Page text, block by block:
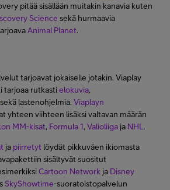
pitää sisällään muitakin kanavia kuten
Science sekä hurmaavia
Animal Planet.
tarjoavat jokaiselle jotakin. Viaplay
tarjoaa rutkastielokuvia,
sekä lastenohjelmia.Viaplayn
yhteen viihteen lisäksi valtavan määrän
MM-kisat, Formula 1,Valioliiga ja NHL .
ja piirretyt löydät pikkuväen ikiomasta
sisältyvät suositut
Cartoon Network ja Disney
SkyShowtime-suoratoistopalvelun